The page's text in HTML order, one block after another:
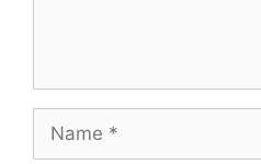
Name